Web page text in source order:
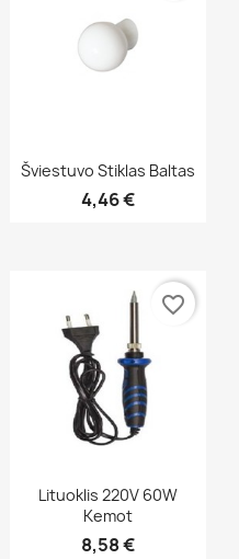
Greita peržiūra
Šviestuvo Stiklas Baltas
4,46 €
Greita peržiūra
Lituoklis 220V 60W
Kemot
8,58 €
favorite_border